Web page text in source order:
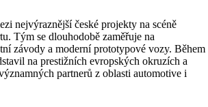
nejvýraznější české projekty na scéně
Tým se dlouhodobě zaměřuje na
závody a moderní prototypové vozy. Během
na prestižních evropských okruzích a
partnerů z oblasti automotive i